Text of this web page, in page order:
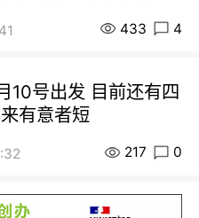
433 4
10号出发 目前还有四
有意者短
217 0